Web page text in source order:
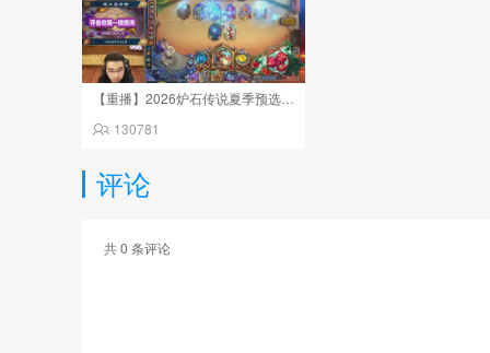
130781
评论
共0 条评论